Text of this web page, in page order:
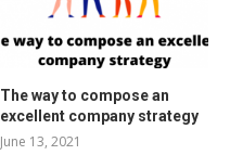
The way to compose an
excellent company strategy
June 13, 2021